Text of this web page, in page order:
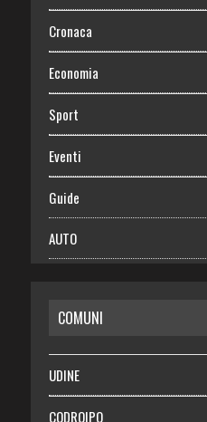
Cronaca
Economia
Sport
Eventi
Guide
AUTO
RISPARMIO
SALUTE
Necrologie
COMUNI
UDINE
CODROIPO